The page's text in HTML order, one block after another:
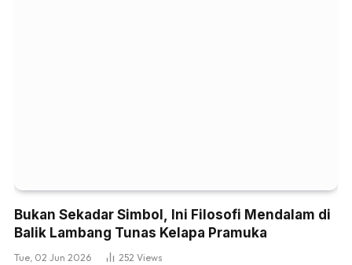
Bukan Sekadar Simbol, Ini Filosofi Mendalam di
Balik Lambang Tunas Kelapa Pramuka
Tue, 02 Jun 2026 252 Views